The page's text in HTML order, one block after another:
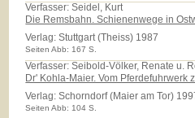
Verfasser: Seidel, Kurt
Die Remsbahn. Schienenwege in
Verlag:Stuttgart (Theiss) 1987
Seiten Abb: 167 S.
Verfasser: Seibold-Völker, Renate u.
Dr' Kohla-Maier. Vom Pferdefuhrwerk
Verlag:Schorndorf (Maier am Tor)
Seiten Abb: 104 S.